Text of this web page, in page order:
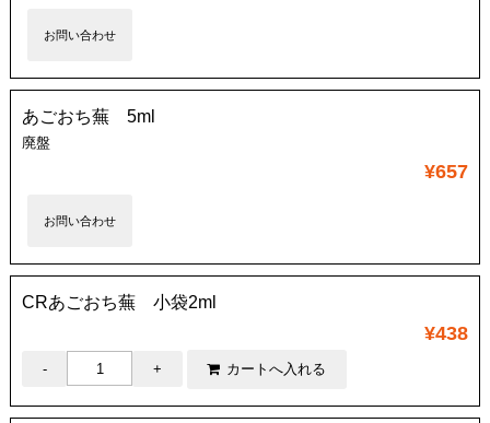
お問い合わせ
あごおち蕪 5ml
廃盤
¥657
お問い合わせ
CRあごおち蕪 小袋2ml
¥438